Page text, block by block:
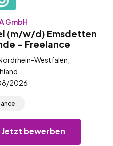
GmbH
(m/w/d) Emsdetten
– Freelance
Westfalen,
2026
Jetzt bewerben